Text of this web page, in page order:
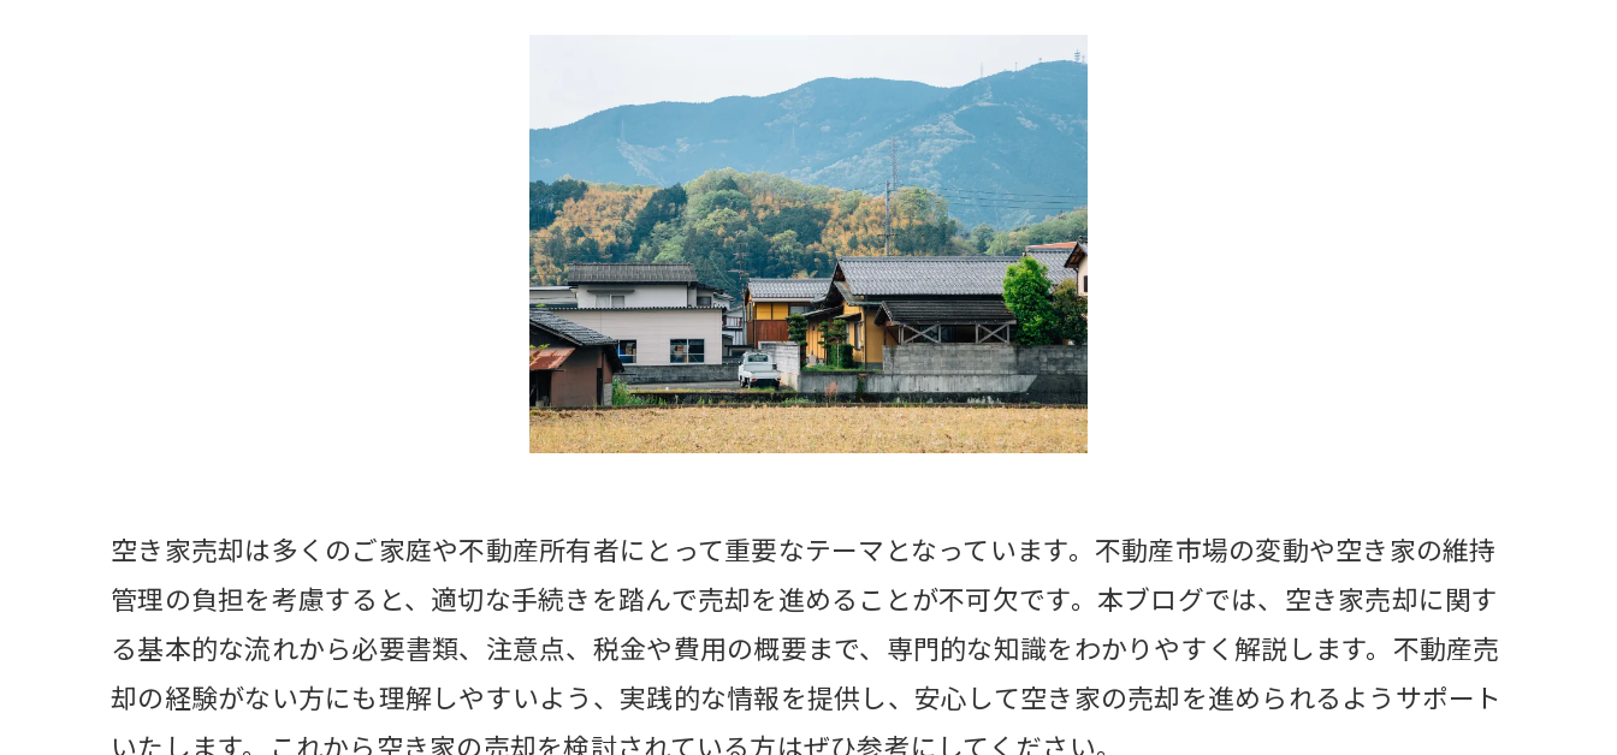
空き家売却は多くのご家庭や不動産所有者にとって重要なテーマとなっています。不動産市場の変動や空き家の維持
管理の負担を考慮すると、適切な手続きを踏んで売却を進めることが不可欠です。本ブログでは、空き家売却に関す
る基本的な流れから必要書類、注意点、税金や費用の概要まで、専門的な知識をわかりやすく解説します。不動産売
却の経験がない方にも理解しやすいよう、実践的な情報を提供し、安心して空き家の売却を進められるようサポート
いたします。これから空き家の売却を検討されている方はぜひ参考にしてください。